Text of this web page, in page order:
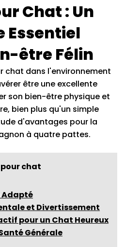
Chat : Un
Essentiel
être Félin
chat dans l'environnement
être une excellente
son bien-être physique et
bien plus qu'un simple
d'avantages pour la
à quatre pattes.
pour chat
Adapté
et Divertissement
pour un Chat Heureux
Générale